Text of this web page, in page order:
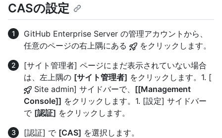
CASの設定
GitHub Enterprise Server の管理アカウントから、
任意のページの右上隅にある
をクリックします。
[サイト管理者] ページにまだ表示されていない場合
は、左上隅の [サイト管理者] をクリックします。1. [
Site admin] サイドバーで、 [[Management
Console]] をクリックします。1. [設定] サイドバー
で [認証] をクリックします。
[認証] で [CAS] を選択します。